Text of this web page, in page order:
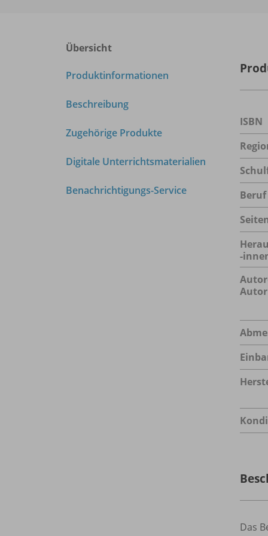
Übersicht
Produktinformationen
Beschreibung
Zugehörige Produkte
Digitale Unterrichtsmaterialien
Benachrichtigungs-Service
ISBN
Beruf
-
Das